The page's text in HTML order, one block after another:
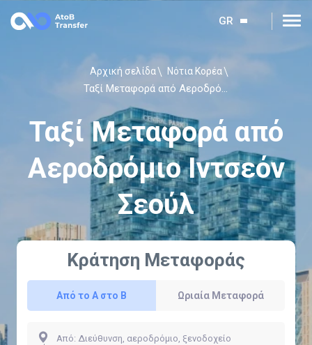
GR
Αρχική σελίδα Νότια Κορέα
Ταξί Μεταφορά από Αεροδρόμιο Ιντσεόν Σεούλ
Ταξί Μεταφορά από
Αεροδρόμιο Ιντσεόν
Σεούλ
Κράτηση Μεταφοράς
Από το Α στο Β Ωριαία Μεταφορά